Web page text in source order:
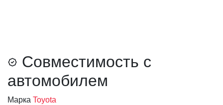
Совместимость с
автомобилем
Марка Toyota